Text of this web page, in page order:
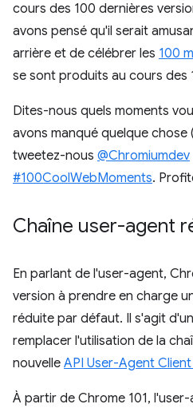
cours des 100 dernières
avons pensé qu'il serait
arrière et de célébrer les 100
se sont produits au cours des
Dites-nous quels moments
avons manqué quelque chose
tweetez-nous @Chromiumdev
#100CoolWebMoments.
Chaîne user-agent
En parlant de l'user-agent,
version à prendre en charge
réduite par défaut. Il s'agit
remplacer l'utilisation de la
nouvelle API User-Agent
À partir de Chrome 101,